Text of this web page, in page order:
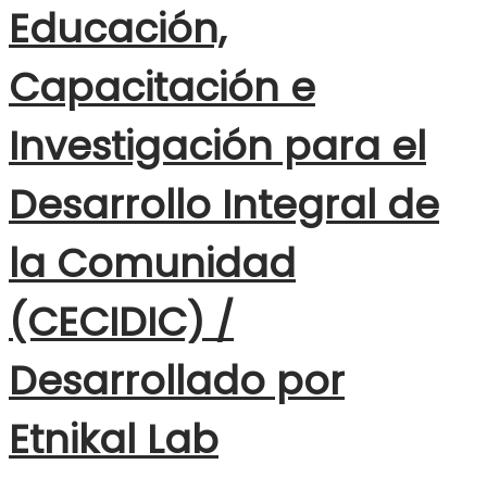
Educación,
Capacitación e
Investigación para el
Desarrollo Integral de
la Comunidad
(CECIDIC) /
Desarrollado por
Etnikal Lab